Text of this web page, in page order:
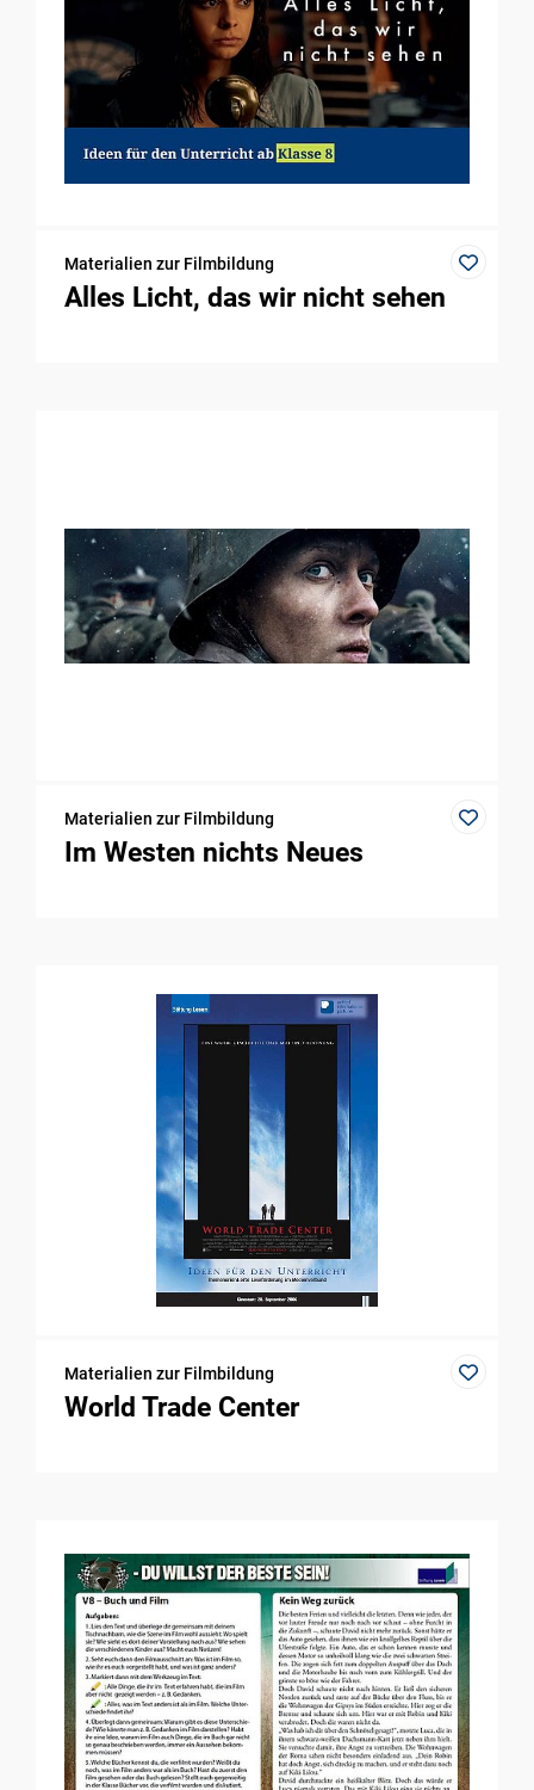
Materialien zur Filmbildung
Alles Licht, das wir nicht sehen
Materialien zur Filmbildung
Im Westen nichts Neues
Materialien zur Filmbildung
World Trade Center